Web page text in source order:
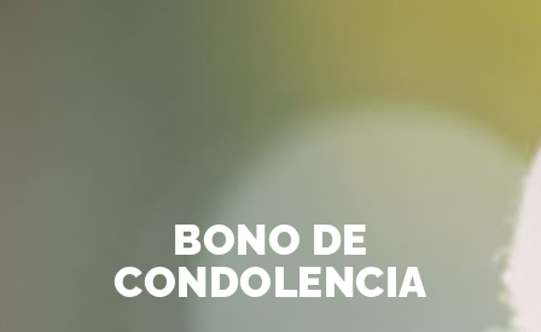
BONO DE
CONDOLENCIA